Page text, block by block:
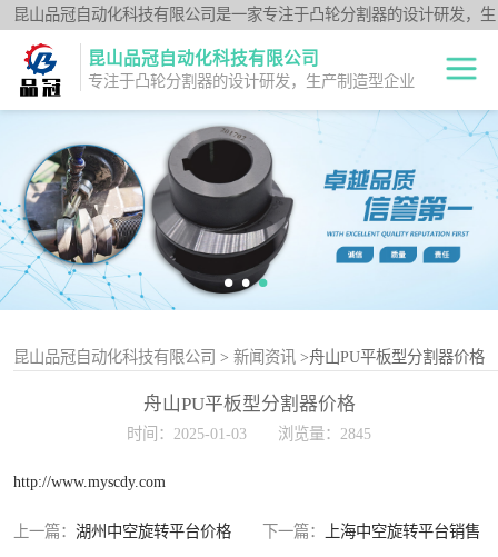
昆山品冠自动化科技有限公司是一家专注于凸轮分割器的设计研发，生
产制造型企业；闽台分割器厂家为客户提供各种高品质的数控转台第四
轴、品冠分割器：法兰型DF系列、法兰中空型DFH系列、平台桌面型
圆柱重负载型Y系列；公司凭借技术优势，可按照客户要求，提供非标
定制服务。
昆山品冠自动化科技有限公司
专注于凸轮分割器的设计研发，生产制造型企业
昆山品冠自动化科技有限公司 > 新闻资讯 >舟山PU平板型分割器价格
舟山PU平板型分割器价格
时间：2025-01-03 浏览量：2845
http://www.myscdy.com
上一篇： 湖州中空旋转平台价格 下一篇： 上海中空旋转平台销售
系列
升降摇摆型FH系
列
重负载滚柱YT系
平板共轭型PU系
列
心轴型DS系列
平台桌面型DT系
法兰凸缘型DF系